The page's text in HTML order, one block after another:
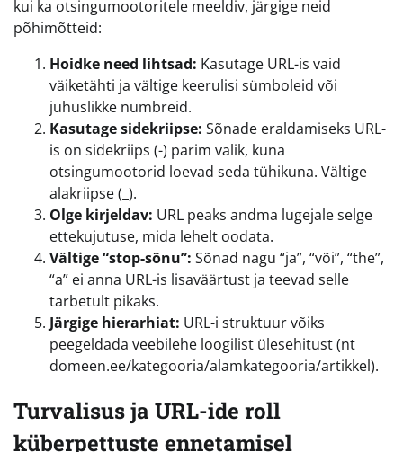
kui ka otsingumootoritele meeldiv, järgige neid
põhimõtteid:
Hoidke need lihtsad: Kasutage URL-is vaid
väiketähti ja vältige keerulisi sümboleid või
juhuslikke numbreid.
Kasutage sidekriipse: Sõnade eraldamiseks URL-
is on sidekriips (-) parim valik, kuna
otsingumootorid loevad seda tühikuna. Vältige
alakriipse (_).
Olge kirjeldav: URL peaks andma lugejale selge
ettekujutuse, mida lehelt oodata.
Vältige “stop-sõnu”: Sõnad nagu “ja”, “või”, “the”,
“a” ei anna URL-is lisaväärtust ja teevad selle
tarbetult pikaks.
Järgige hierarhiat: URL-i struktuur võiks
peegeldada veebilehe loogilist ülesehitust (nt
domeen.ee/kategooria/alamkategooria/artikkel).
Turvalisus ja URL-ide roll
küberpettuste ennetamisel